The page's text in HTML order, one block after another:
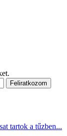
tartok a tűzben...